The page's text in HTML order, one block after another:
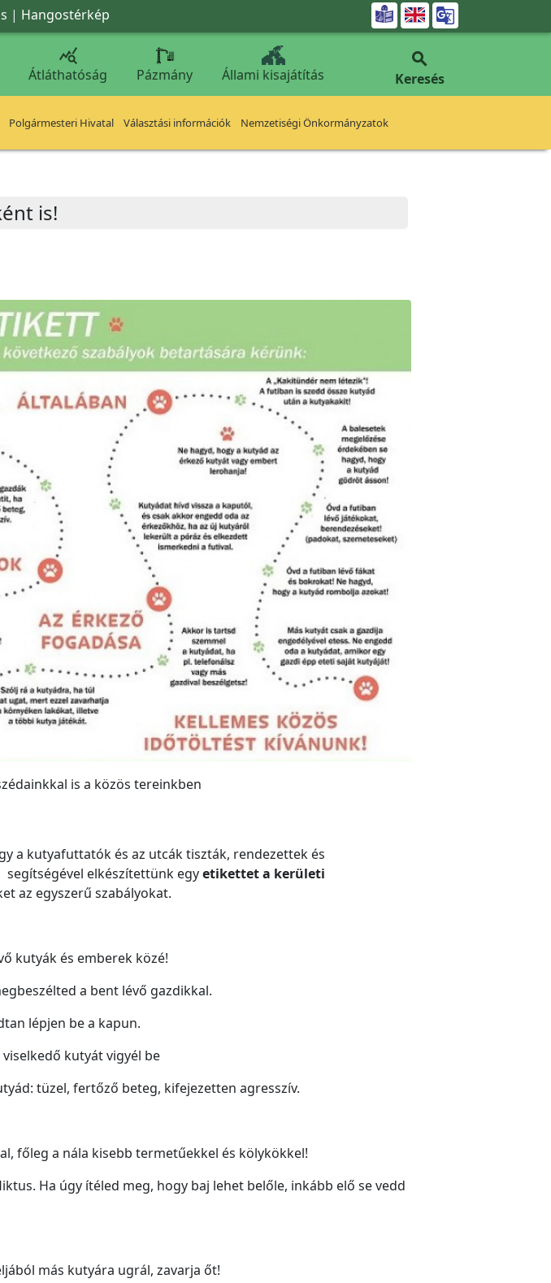
| Hangostérkép 

Átláthatóság Pázmány Állami kisajátítás

Keresés
Polgármesteri Hivatal Választási információk Nemzetiségi Önkormányzatok
is!
is a közös tereinkben
a kutyafuttatók és az utcák tiszták, rendezettek és
elkészítettünk egyetikettet a kerületi
az egyszerű szabályokat.
kutyák és emberek közé!
a bent lévő gazdikkal.
lépjen be a kapun.
kutyát vigyél be
tüzel, fertőző beteg, kifejezetten agresszív.
főleg a nála kisebb termetűekkel és kölykökkel!
Ha úgy ítéled meg, hogy baj lehet belőle, inkább elő se vedd
más kutyára ugrál, zavarja őt!